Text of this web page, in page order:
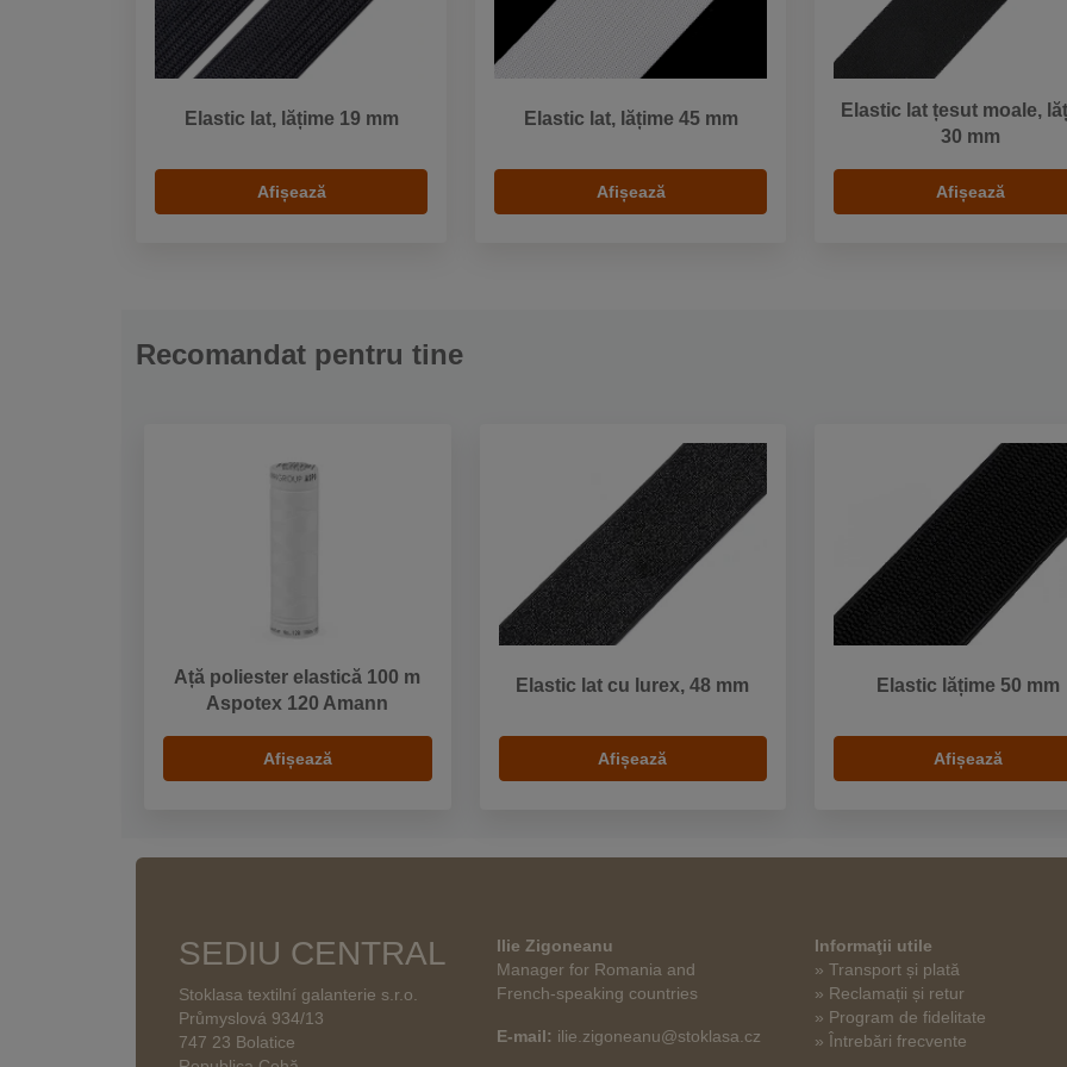
Elastic lat, lățime 19 mm
Afișează
Elastic lat, lățime 45 mm
Afișează
Elastic lat țesut moale,
30 mm
Afișează
Recomandat pentru tine
Ață poliester elastică 100 m
Aspotex 120 Amann
Afișează
Elastic lat cu lurex, 48 mm
Afișează
Elastic lățime 50 mm
Afișează
SEDIU CENTRAL
Stoklasa textilní galanterie s.r.o.
Průmyslová 934/13
747 23 Bolatice
Ilie Zigoneanu
Manager for Romania and
French-speaking countries
E-mail: ilie.zigoneanu@stoklasa.cz
Informaţii utile
» Transport și plată
» Reclamații și retur
» Program de fidelitate
» Întrebări frecvente